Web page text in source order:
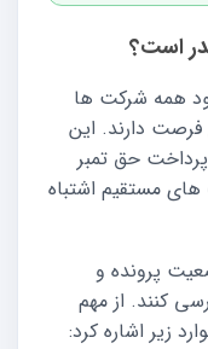
است؟
همه شرکت ها
فرصت دارند. این
حق تمبر
مالیات های مستقیم اشتباه
پرونده و
کنند. از مهم
زیر اشاره کرد: